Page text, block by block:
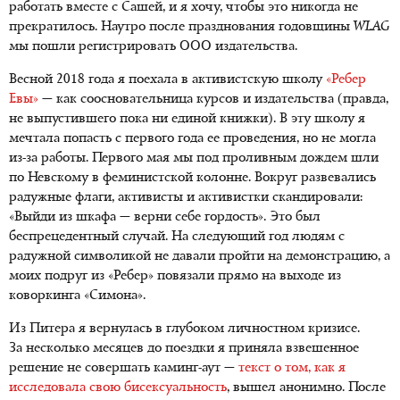
работать вместе с Сашей, и я хочу, чтобы это никогда не
прекратилось. Наутро после празднования годовщины WLAG
мы пошли регистрировать ООО издательства.
Весной 2018 года я поехала в активистскую школу «Ребер
Евы» — как соосновательница курсов и издательства (правда,
не выпустившего пока ни единой книжки). В эту школу я
мечтала попасть с первого года ее проведения, но не могла
из-за работы. Первого мая мы под проливным дождем шли
по Невскому в феминистской колонне. Вокруг развевались
радужные флаги, активисты и активистки скандировали:
«Выйди из шкафа — верни себе гордость». Это был
беспрецедентный случай. На следующий год людям с
радужной символикой не давали пройти на демонстрацию, а
моих подруг из «Ребер» повязали прямо на выходе из
коворкинга «Симона».
Из Питера я вернулась в глубоком личностном кризисе.
За несколько месяцев до поездки я приняла взвешенное
решение не совершать каминг-аут — текст о том, как я
исследовала свою бисексуальность, вышел анонимно. После